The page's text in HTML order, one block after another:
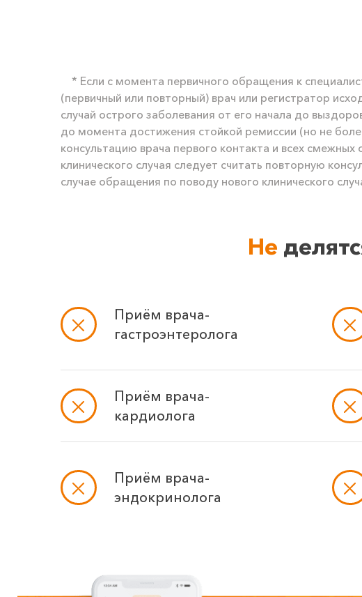
* Если с момента первичного обращения к
(первичный или повторный) врач или регистратор
случай острого заболевания от его начала до
до момента достижения стойкой ремиссии (но не
консультацию врача первого контакта и всех
клинического случая следует считать повторную
случае обращения по поводу нового клинического
Не
Приём врача-
гастроэнтеролога
Приём врача-
кардиолога
Приём врача-
эндокринолога